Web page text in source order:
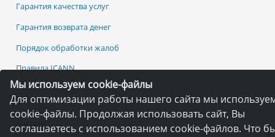
Мы используем cookie-файлы
Для оптимизации работы нашего сайта мы
cookie-файлы. Продолжая использовать сайт, Вы
соглашаетесь с использованием cookie-файлов. Что
Услуги
Хостинг
Гарантия качества услуг
Гарантия возврата денег
Порядок обработки жалоб
Правила ICANN